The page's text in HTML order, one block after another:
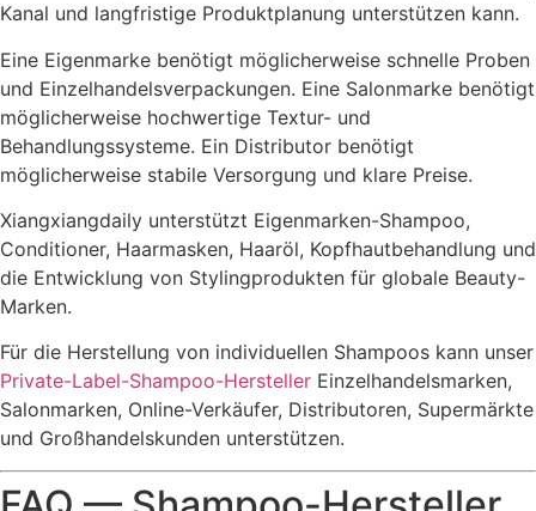
Kanal und langfristige Produktplanung unterstützen kann.
Eine Eigenmarke benötigt möglicherweise schnelle Proben
und Einzelhandelsverpackungen. Eine Salonmarke benötigt
möglicherweise hochwertige Textur- und
Behandlungssysteme. Ein Distributor benötigt
möglicherweise stabile Versorgung und klare Preise.
Xiangxiangdaily unterstützt Eigenmarken-Shampoo,
Conditioner, Haarmasken, Haaröl, Kopfhautbehandlung und
die Entwicklung von Stylingprodukten für globale Beauty-
Marken.
Für die Herstellung von individuellen Shampoos kann unser
Private-Label-Shampoo-Hersteller Einzelhandelsmarken,
Salonmarken, Online-Verkäufer, Distributoren, Supermärkte
und Großhandelskunden unterstützen.